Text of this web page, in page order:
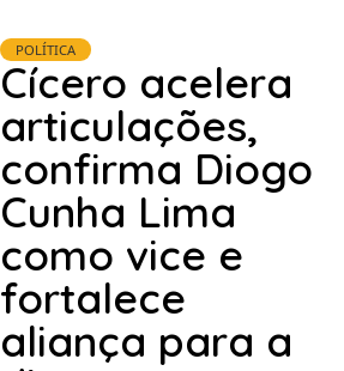
POLÍTICA
Cícero acelera
articulações,
confirma Diogo
Cunha Lima
como vice e
fortalece
aliança para a